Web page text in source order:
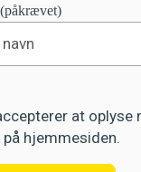
at oplyse
hjemmesiden.